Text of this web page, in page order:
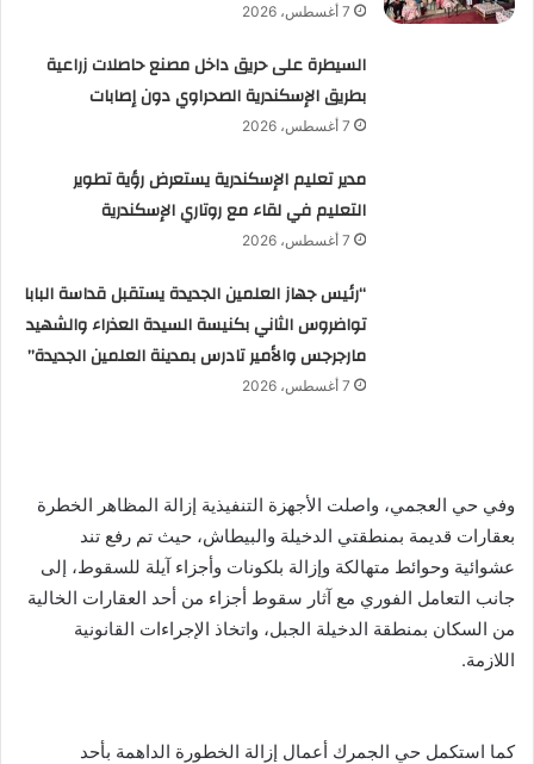
7 أغسطس، 2026
السيطرة على حريق داخل مصنع حاصلات زراعية
بطريق الإسكندرية الصحراوي دون إصابات
7 أغسطس، 2026
مدير تعليم الإسكندرية يستعرض رؤية تطوير
التعليم في لقاء مع روتاري الإسكندرية
7 أغسطس، 2026
“رئيس جهاز العلمين الجديدة يستقبل قداسة البابا
تواضروس الثاني بكنيسة السيدة العذراء والشهيد
مارجرجس والأمير تادرس بمدينة العلمين الجديدة”
7 أغسطس، 2026
وفي حي العجمي، واصلت الأجهزة التنفيذية إزالة المظاهر الخطرة
بعقارات قديمة بمنطقتي الدخيلة والبيطاش، حيث تم رفع تند
عشوائية وحوائط متهالكة وإزالة بلكونات وأجزاء آيلة للسقوط، إلى
جانب التعامل الفوري مع آثار سقوط أجزاء من أحد العقارات الخالية
من السكان بمنطقة الدخيلة الجبل، واتخاذ الإجراءات القانونية
اللازمة.
كما استكمل حي الجمرك أعمال إزالة الخطورة الداهمة بأحد